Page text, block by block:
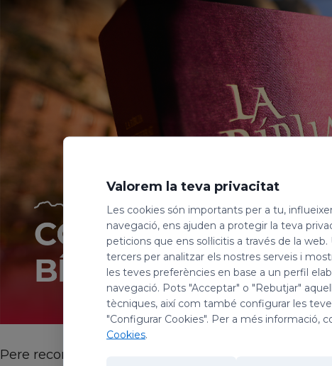
Pere recorda la trista experiència de Judes, però
Valorem la teva privacitat
Les cookies són importants per a tu,
navegació, ens ajuden a protegir la teva
peticions que ens sol·licitis a través de la
tercers per analitzar els nostres serveis i
les teves preferències en base a un perfil
navegació. Pots "Acceptar" o "Rebutjar"
tècniques, així com també configurar les
"Configurar Cookies". Per a més informació,
Cookies.